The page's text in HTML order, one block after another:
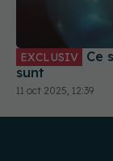
11 oct 2025, 12:39